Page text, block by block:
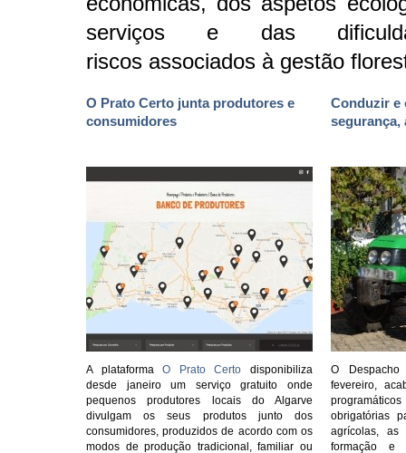
serviços e das
riscos associados à gestão
O Prato Certo junta produtores e
consumidores
Conduzir e
segurança,
A plataformaO Prato Certo disponibiliza
desde janeiro um serviço gratuito onde
pequenos produtores locais do Algarve
divulgam os seus produtos junto dos
consumidores, produzidos de acordo com os
modos de produção tradicional, familiar ou
O
fevereiro,
obrigatórias
agrícolas, as
formação e